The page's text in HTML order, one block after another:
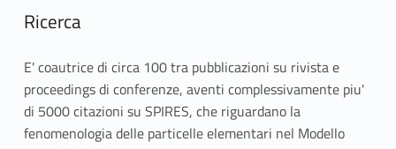
Ricerca
E' coautrice di circa 100 tra pubblicazioni su rivista e
proceedings di conferenze, aventi complessivamente piu'
di 5000 citazioni su SPIRES, che riguardano la
fenomenologia delle particelle elementari nel Modello